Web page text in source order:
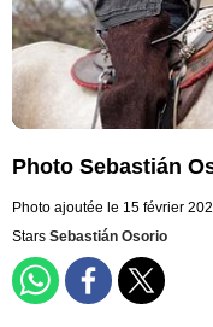
Photo Sebastián
Photo ajoutée le 15 février
Stars Sebastián Osorio